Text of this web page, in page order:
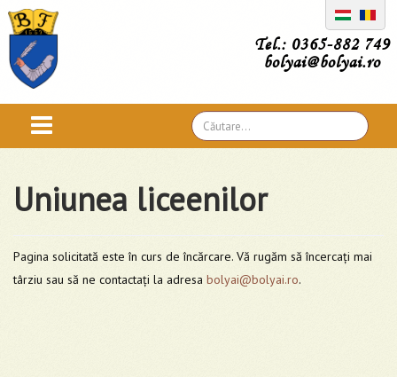
Tel.: 0365-882 749
bolyai@bolyai.ro
Căutare
...
Uniunea liceenilor
Pagina solicitată este în curs de încărcare. Vă rugăm să încercați mai
târziu sau să ne contactați la adresa bolyai@bolyai.ro.